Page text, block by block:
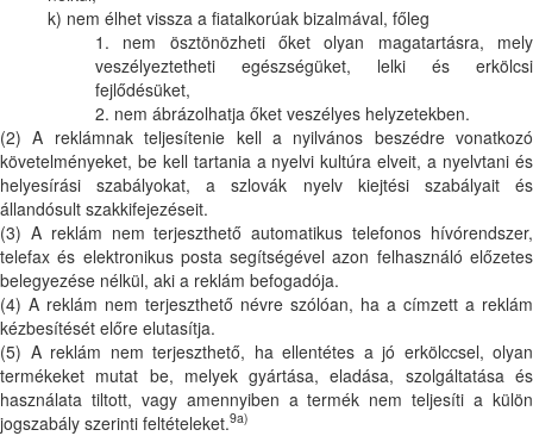
k) nem élhet vissza a fiatalkorúak bizalmával, főleg
1. nem ösztönözheti őket olyan magatartásra, mely
veszélyeztetheti egészségüket, lelki és erkölcsi
fejlődésüket,
2. nem ábrázolhatja őket veszélyes helyzetekben.
(2) A reklámnak teljesítenie kell a nyilvános beszédre vonatkozó
követelményeket, be kell tartania a nyelvi kultúra elveit, a nyelvtani és
helyesírási szabályokat, a szlovák nyelv kiejtési szabályait és
állandósult szakkifejezéseit.
(3) A reklám nem terjeszthető automatikus telefonos hívórendszer,
telefax és elektronikus posta segítségével azon felhasználó előzetes
belegyezése nélkül, aki a reklám befogadója.
(4) A reklám nem terjeszthető névre szólóan, ha a címzett a reklám
kézbesítését előre elutasítja.
(5) A reklám nem terjeszthető, ha ellentétes a jó erkölccsel, olyan
termékeket mutat be, melyek gyártása, eladása, szolgáltatása és
használata tiltott, vagy amennyiben a termék nem teljesíti a külön
jogszabály szerinti feltételeket.9a)